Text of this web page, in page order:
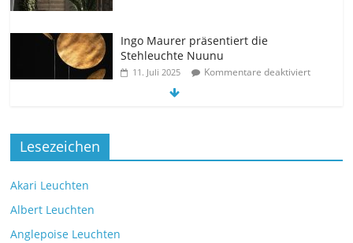
Ingo Maurer präsentiert die
Stehleuchte Nuunu
11. Juli 2025 Kommentare deaktiviert
9. Juli 2025 Kommentare deaktiviert
Lesezeichen
Akari Leuchten
Albert Leuchten
Anglepoise Leuchten